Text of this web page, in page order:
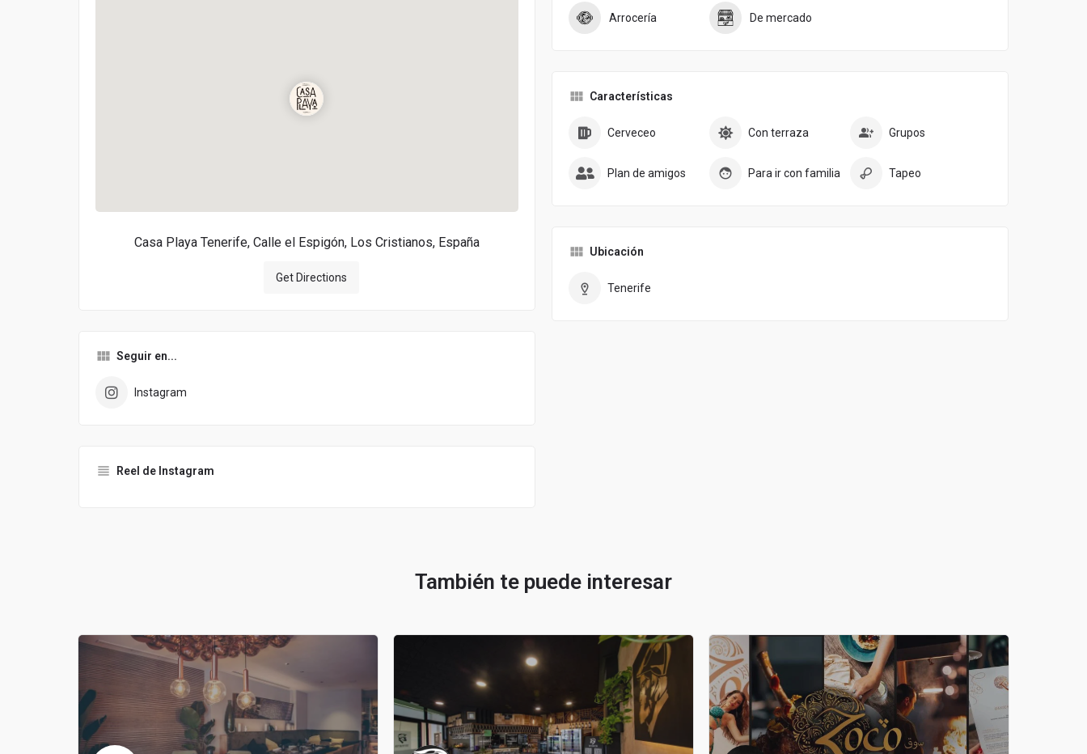
Casa Playa Tenerife, Calle el Espigón, Los Cristianos, España
Get Directions
Seguir en...
Instagram
Reel de Instagram
Arrocería De mercado
Características
Cerveceo Con terraza Grupos
Plan de amigos Para ir con familia Tapeo
Ubicación
Tenerife
También te puede interesar